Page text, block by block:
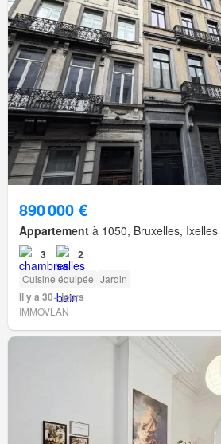
890 000 €
Appartement à 1050, Bruxelles, Ixelles
3 2
Cuisine équipée Jardin
Il y a 30+ jours
IMMOVLAN